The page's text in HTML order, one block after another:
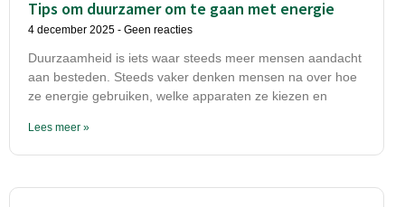
Tips om duurzamer om te gaan met energie
4 december 2025 Geen reacties
Duurzaamheid is iets waar steeds meer mensen aandacht
aan besteden. Steeds vaker denken mensen na over hoe
ze energie gebruiken, welke apparaten ze kiezen en
Lees meer »